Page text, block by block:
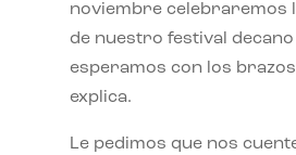
noviembre celebraremos
de nuestro festival decano
esperamos con los
explica.
Le pedimos que nos